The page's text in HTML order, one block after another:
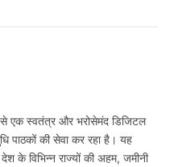
एक स्वतंत्र और भरोसेमंद डिजिटल
पाठकों की सेवा कर रहा है। यह
के विभिन्न राज्यों की अहम, जमीनी